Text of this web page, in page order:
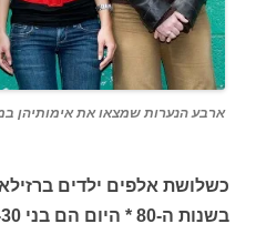
ארבע הנערות שמצאו את אימותיהן
כשלושת אלפים ילדים